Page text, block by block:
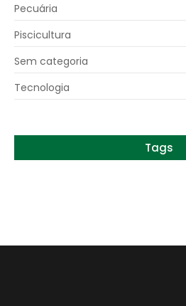
Pecuária
Piscicultura
Sem categoria
Tecnologia
Tags